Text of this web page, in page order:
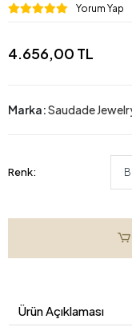
Yorum Yap
4.656,00 TL
Marka:Saudade
Renk:
Ürün Açıklaması